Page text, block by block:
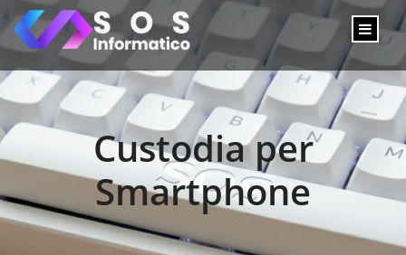
Custodia per
Smartphone